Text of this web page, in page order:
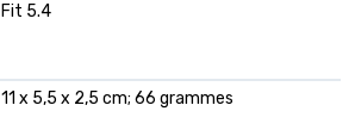
‎Fit 5.4
‎11 x 5,5 x 2,5 cm; 66 grammes